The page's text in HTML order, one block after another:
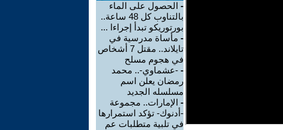
- الحصول على الماء
بالتناوب كل 48 ساعة..
بورتوريكو تبدأ إجراءا ...
- مأساة مدرسية في
تايلاند.. مقتل 7 أشخاص
في هجوم مسلح
- -عشماوي-.. محمد
رمضان يعلن اسم
مسلسله الجديد
- الإمارات.. مجموعة
-أدنوك- تؤكد استمرارها
في تلبية متطلبات عم